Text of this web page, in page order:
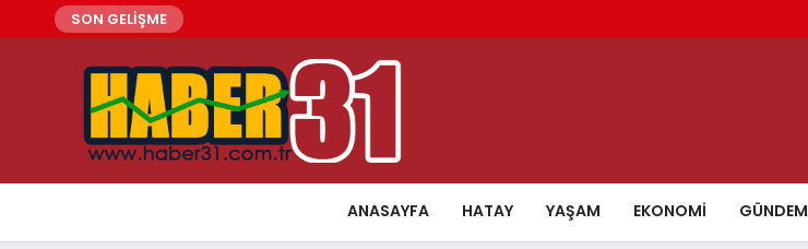
SON GELİŞME
ANASAYFA HATAY YAŞAM EKONOMI GÜNDEM